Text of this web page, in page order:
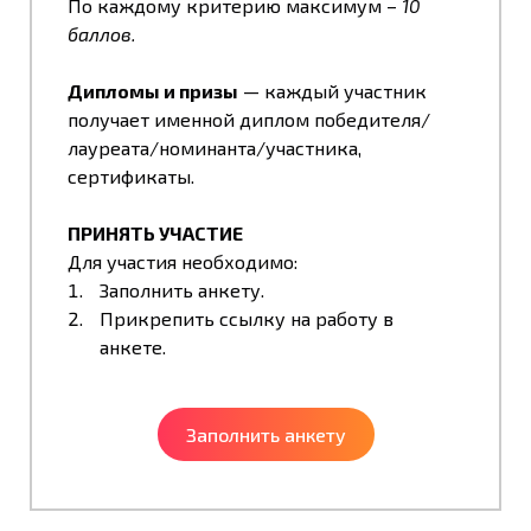
По каждому критерию максимум – 10
баллов.
Дипломы и призы — каждый участник
получает именной диплом победителя/
лауреата/номинанта/участника,
сертификаты.
ПРИНЯТЬ УЧАСТИЕ
Для участия необходимо:
Заполнить анкету.
Прикрепить ссылку на работу в
анкете.
Заполнить анкету